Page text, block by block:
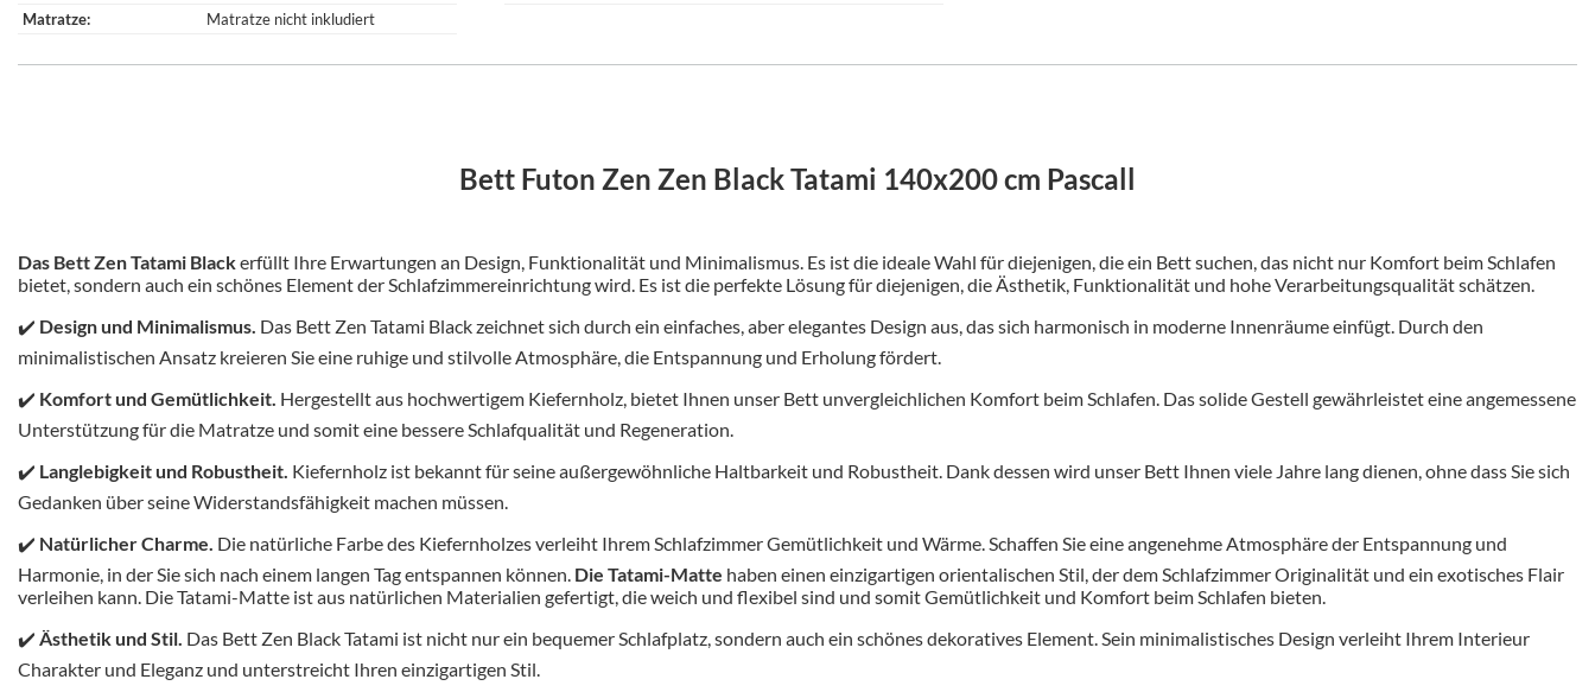
Matratze
Matratze nicht inkludiert
Bett Futon Zen Zen Black Tatami 140x200 cm Pascall
Das Bett Zen Tatami Blackerfüllt Ihre Erwartungen an Design, Funktionalität und Minimalismus. Es ist die ideale Wahl für diejenigen, die ein Bett suchen, das nicht nur Komfort beim Schlafen
bietet, sondern auch ein schönes Element der Schlafzimmereinrichtung wird. Es ist die perfekte Lösung für diejenigen, die Ästhetik, Funktionalität und hohe Verarbeitungsqualität schätzen.
✔️ Design und Minimalismus. Das Bett Zen Tatami Black zeichnet sich durch ein einfaches, aber elegantes Design aus, das sich harmonisch in moderne Innenräume einfügt. Durch den
minimalistischen Ansatz kreieren Sie eine ruhige und stilvolle Atmosphäre, die Entspannung und Erholung fördert.
✔️ Komfort und Gemütlichkeit. Hergestellt aus hochwertigem Kiefernholz, bietet Ihnen unser Bett unvergleichlichen Komfort beim Schlafen. Das solide Gestell gewährleistet eine angemessene
Unterstützung für die Matratze und somit eine bessere Schlafqualität und Regeneration.
✔️ Langlebigkeit und Robustheit. Kiefernholz ist bekannt für seine außergewöhnliche Haltbarkeit und Robustheit. Dank dessen wird unser Bett Ihnen viele Jahre lang dienen, ohne dass Sie sich
Gedanken über seine Widerstandsfähigkeit machen müssen.
✔️ Natürlicher Charme. Die natürliche Farbe des Kiefernholzes verleiht Ihrem Schlafzimmer Gemütlichkeit und Wärme. Schaffen Sie eine angenehme Atmosphäre der Entspannung und
Harmonie, in der Sie sich nach einem langen Tag entspannen können. Die Tatami-Matte haben einen einzigartigen orientalischen Stil, der dem Schlafzimmer Originalität und ein exotisches Flair
verleihen kann. Die Tatami-Matte ist aus natürlichen Materialien gefertigt, die weich und flexibel sind und somit Gemütlichkeit und Komfort beim Schlafen bieten.
✔️ Ästhetik und Stil. Das Bett Zen Black Tatami ist nicht nur ein bequemer Schlafplatz, sondern auch ein schönes dekoratives Element. Sein minimalistisches Design verleiht Ihrem Interieur
Charakter und Eleganz und unterstreicht Ihren einzigartigen Stil.